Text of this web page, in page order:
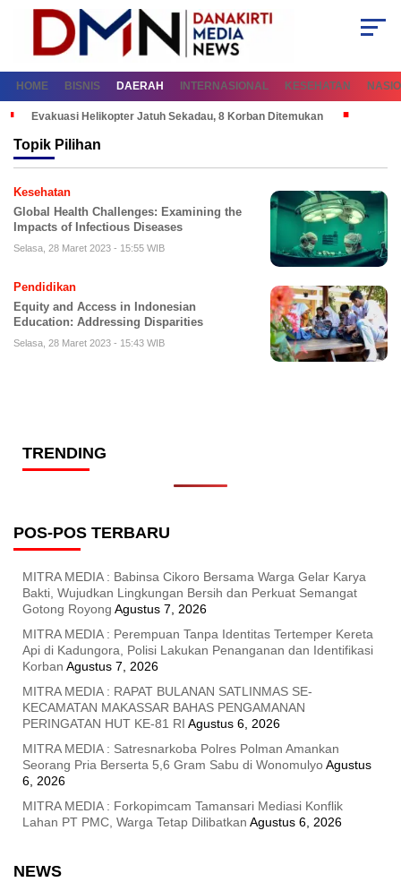
HOME BISNIS DAERAH INTERNASIONAL KESEHATAN
Evakuasi Helikopter Jatuh Sekadau, 8 Korban Ditemukan
Topik Pilihan
Kesehatan
Global Health Challenges: Examining the
Impacts of Infectious Diseases
Selasa, 28 Maret 2023 - 15:55 WIB
Pendidikan
Equity and Access in Indonesian
Education: Addressing Disparities
Selasa, 28 Maret 2023 - 15:43 WIB
TRENDING
POS-POS TERBARU
MITRA MEDIA : Babinsa Cikoro Bersama Warga Gelar Karya
Bakti, Wujudkan Lingkungan Bersih dan Perkuat Semangat
Gotong Royong Agustus 7, 2026
MITRA MEDIA : Perempuan Tanpa Identitas Tertemper Kereta
Api di Kadungora, Polisi Lakukan Penanganan dan Identifikasi
Korban Agustus 7, 2026
MITRA MEDIA : RAPAT BULANAN SATLINMAS SE-
KECAMATAN MAKASSAR BAHAS PENGAMANAN
PERINGATAN HUT KE-81 RI Agustus 6, 2026
MITRA MEDIA : Satresnarkoba Polres Polman Amankan
Seorang Pria Berserta 5,6 Gram Sabu di WonomulyoAgustus
6, 2026
MITRA MEDIA : Forkopimcam Tamansari Mediasi Konflik
Lahan PT PMC, Warga Tetap Dilibatkan Agustus 6, 2026
NEWS